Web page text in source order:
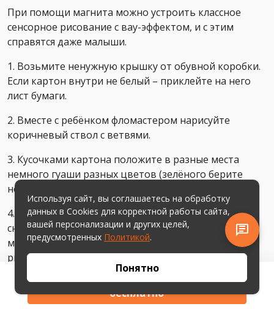
При помощи магнита можно устроить классное
сенсорное рисование с вау-эффектом, и с этим
справятся даже малыши.
1. Возьмите ненужную крышку от обувной коробки.
Если картон внутри не белый – приклейте на него
лист бумаги.
2. Вместе с ребёнком фломастером нарисуйте
коричневый ствол с ветвями.
3. Кусочками картона положите в разные места
немного гуаши разных цветов (зелёного берите
немного, иначе быстро выйдет тёмная бурда).
4. Возьмите 2 магнита: примагнитьте их сверху и
снизу картона, и пусть ребёнок водит нижним
магнитом так, чтобы верхний смешивал краски и
рисовал.
Осеннее дерево готово! Ещё таким способом
интересно рисовать подводный мир, космос,
Используя сайт, вы соглашаетесь на обработку
данных в Cookies для корректной работы сайта,
вашей персонализации и других целей,
предусмотренных Политикой.
Понятно
бесплатно